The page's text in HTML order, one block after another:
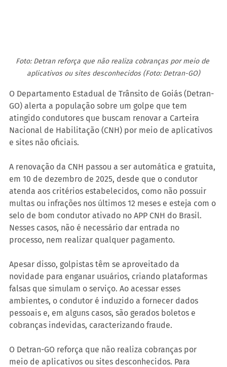
Foto: Detran reforça que não realiza cobranças por meio de
aplicativos ou sites desconhecidos (Foto: Detran-GO)
O Departamento Estadual de Trânsito de Goiás (Detran-
GO) alerta a população sobre um golpe que tem
atingido condutores que buscam renovar a Carteira
Nacional de Habilitação (CNH) por meio de aplicativos
e sites não oficiais.
A renovação da CNH passou a ser automática e gratuita,
em 10 de dezembro de 2025, desde que o condutor
atenda aos critérios estabelecidos, como não possuir
multas ou infrações nos últimos 12 meses e esteja com o
selo de bom condutor ativado no APP CNH do Brasil.
Nesses casos, não é necessário dar entrada no
processo, nem realizar qualquer pagamento.
Apesar disso, golpistas têm se aproveitado da
novidade para enganar usuários, criando plataformas
falsas que simulam o serviço. Ao acessar esses
ambientes, o condutor é induzido a fornecer dados
pessoais e, em alguns casos, são gerados boletos e
cobranças indevidas, caracterizando fraude.
O Detran-GO reforça que não realiza cobranças por
meio de aplicativos ou sites desconhecidos. Para